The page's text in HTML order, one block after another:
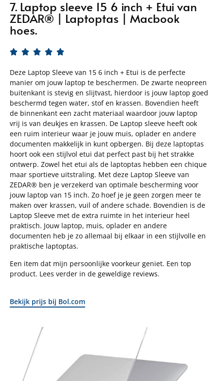
7. Laptop sleeve 15 6 inch + Etui van
ZEDAR® | Laptoptas | Macbook
hoes.
    
Deze Laptop Sleeve van 15 6 inch + Etui is de perfecte
manier om jouw laptop te beschermen. De zwarte neopreen
buitenkant is stevig en slijtvast, hierdoor is jouw laptop goed
beschermd tegen water, stof en krassen. Bovendien heeft
de binnenkant een zacht materiaal waardoor jouw laptop
vrij is van deukjes en krassen. De Laptop sleeve heeft ook
een ruim interieur waar je jouw muis, oplader en andere
documenten makkelijk in kunt opbergen. Bij deze laptoptas
hoort ook een stijlvol etui dat perfect past bij het strakke
ontwerp. Zowel het etui als de laptoptas hebben een chique
maar sportieve uitstraling. Met deze Laptop Sleeve van
ZEDAR® ben je verzekerd van optimale bescherming voor
jouw laptop van 15 inch. Zo hoef je je geen zorgen meer te
maken over krassen, vuil of andere schade. Bovendien is de
Laptop Sleeve met de extra ruimte in het interieur heel
praktisch. Jouw laptop, muis, oplader en andere
documenten heb je zo allemaal bij elkaar in een stijlvolle en
praktische laptoptas.
Een item dat mijn persoonlijke voorkeur geniet. Een top
product. Lees verder in de geweldige reviews.
Bekijk prijs bij Bol.com